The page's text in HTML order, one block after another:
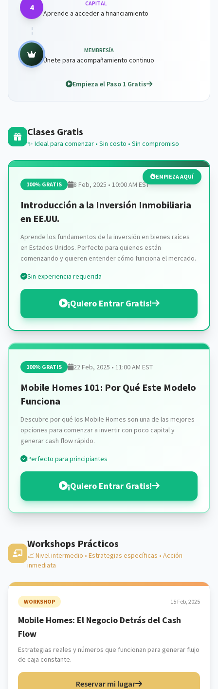
4 CAPITAL
Aprende a acceder a financiamiento
MEMBRESÍA
Únete para acompañamiento continuo
Empieza el Paso 1 Gratis
Clases Gratis
✨ Ideal para comenzar • Sin costo • Sin compromiso
EMPIEZA AQUÍ
100% GRATIS
8 Feb, 2025 • 10:00 AM EST
Introducción a la Inversión Inmobiliaria
en EE.UU.
Aprende los fundamentos de la inversión en bienes raíces
en Estados Unidos. Perfecto para quienes están
comenzando y quieren entender cómo funciona el mercado.
Sin experiencia requerida
¡Quiero Entrar Gratis!
100% GRATIS 22 Feb, 2025 • 11:00 AM EST
Mobile Homes 101: Por Qué Este Modelo
Funciona
Descubre por qué los Mobile Homes son una de las mejores
opciones para comenzar a invertir con poco capital y
generar cash flow rápido.
Perfecto para principiantes
¡Quiero Entrar Gratis!
Workshops Prácticos
📈 Nivel intermedio • Estrategias específicas • Acción
inmediata
WORKSHOP 15 Feb, 2025
Mobile Homes: El Negocio Detrás del Cash
Flow
Estrategias reales y números que funcionan para generar flujo
de caja constante.
Reservar mi lugar